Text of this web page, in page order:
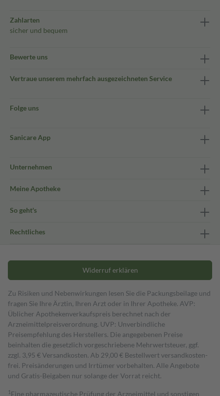
Zahlarten
sicher und bequem
Bewerte uns
Vertraue unserem mehrfach ausgezeichneten Service
Folge uns
Sanicare App
Unternehmen
Meine Apotheke
So geht's
Rechtliches
Widerruf erklären
Zu Risiken und Nebenwirkungen lesen Sie die Packungsbeilage und
fragen Sie Ihre Ärztin, Ihren Arzt oder in Ihrer Apotheke. AVP:
Üblicher Apothekenverkaufspreis berechnet nach der
Arzneimittelpreisverordnung. UVP: Unverbindliche
Preisempfehlung des Herstellers. Die angegebenen Preise
beinhalten die gesetzlich vorgeschriebene Mehrwertsteuer, ggf.
zzgl. 3,95 € Versandkosten. Ab 29,00 € Bestell­wert versand­kosten­
frei. Preisänderungen und Irrtümer vorbehalten. Alle Angebote
und Gratis-Beigaben nur solange der Vorrat reicht.
1 Eine pharmazeutische Prüfung der Arzneimittel und sonstigen